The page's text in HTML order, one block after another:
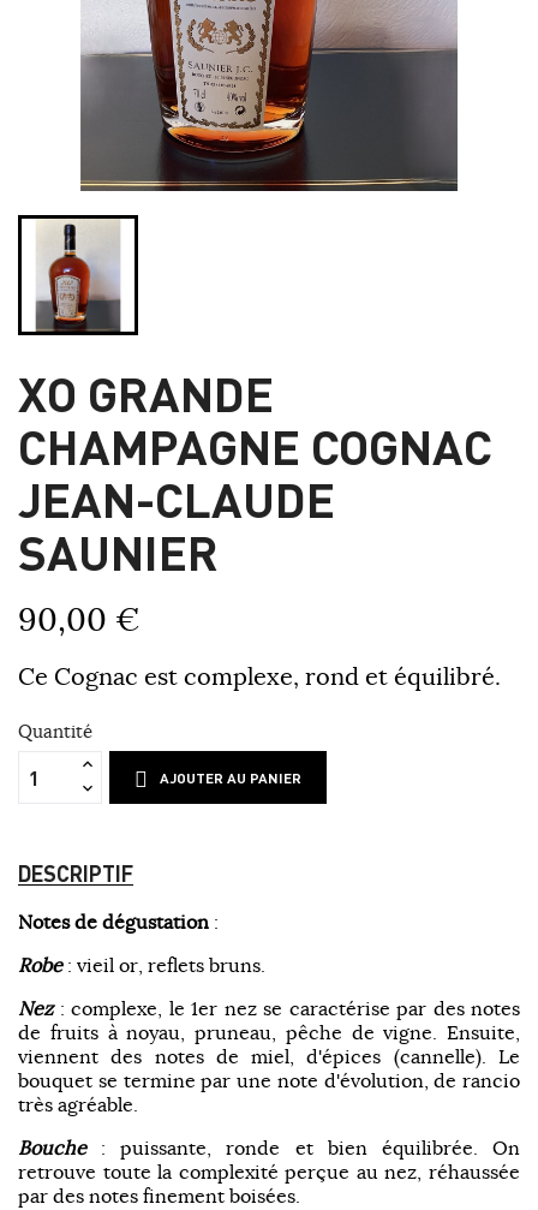
XO GRANDE
CHAMPAGNE COGNAC
JEAN-CLAUDE
SAUNIER
90,00 €
Ce Cognac est complexe, rond et équilibré.
Quantité
AJOUTER AU PANIER
DESCRIPTIF
Notes de dégustation :
Robe: vieil or, reflets bruns.
Nez: complexe, le 1er nez se caractérise par des notes
de fruits à noyau, pruneau, pêche de vigne. Ensuite,
viennent des notes de miel, d'épices (cannelle). Le
bouquet se termine par une note d'évolution, de rancio
très agréable.
Bouche: puissante, ronde et bien équilibrée. On
retrouve toute la complexité perçue au nez, réhaussée
par des notes finement boisées.